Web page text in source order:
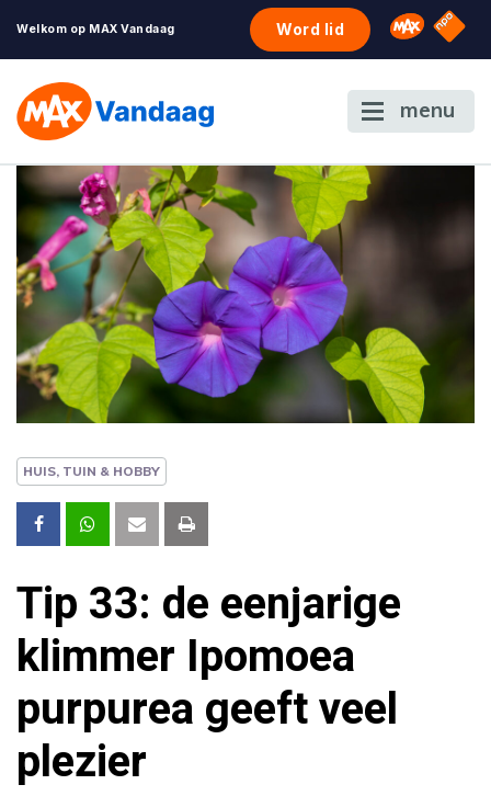
Welkom op MAX Vandaag Word lid Omroep
NPO
menu
HUIS, TUIN & HOBBY
Tip 33: de eenjarige
klimmer Ipomoea
purpurea geeft veel
plezier